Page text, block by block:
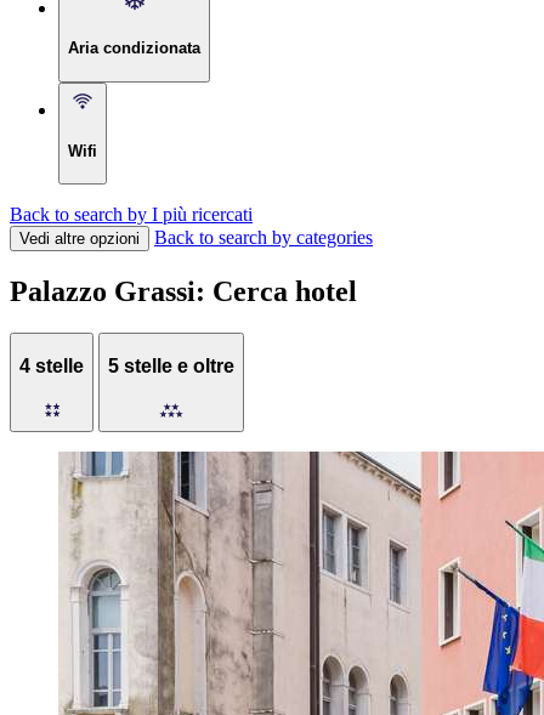
Aria condizionata
Wifi
Back to search by I più ricercati
Vedi altre opzioni Back to search by categories
Palazzo Grassi: Cerca hotel
4 stelle 5 stelle e oltre